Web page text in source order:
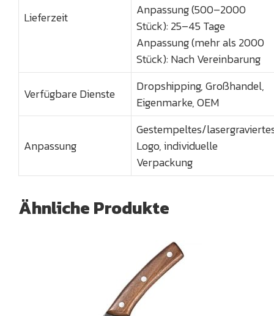
Lieferzeit
Anpassung (500–2000
Stück): 25–45 Tage
Anpassung (mehr als 2000
Stück): Nach Vereinbarung
Verfügbare Dienste
Dropshipping, Großhandel,
Eigenmarke, OEM
Anpassung
Gestempeltes/
Logo, individuelle
Verpackung
Ähnliche Produkte